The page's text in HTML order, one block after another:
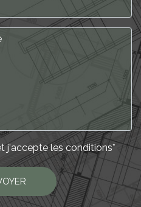
j'accepte lesconditions*